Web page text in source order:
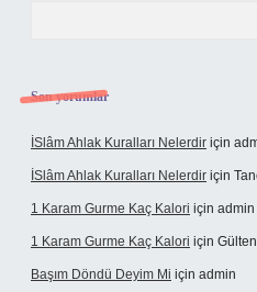
Son yorumlar
İSlâm Ahlak Kuralları Nelerdir için
İSlâm Ahlak Kuralları Nelerdir için
1 Karam Gurme Kaç Kalori için admin
1 Karam Gurme Kaç Kalori için Gülten
Başım Döndü Deyim Mi için admin